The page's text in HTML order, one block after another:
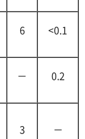
6 <0.1
－ 0.2
3 －